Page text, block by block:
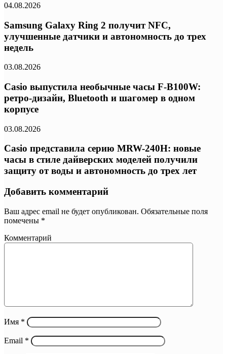
04.08.2026
Samsung Galaxy Ring 2 получит NFC,
улучшенные датчики и автономность до трех
недель
03.08.2026
Casio выпустила необычные часы F-B100W:
ретро-дизайн, Bluetooth и шагомер в одном
корпусе
03.08.2026
Casio представила серию MRW-240H: новые
часы в стиле дайверских моделей получили
защиту от воды и автономность до трех лет
Добавить комментарий
Ваш адрес email не будет опубликован. Обязательные поля
помечены *
Комментарий
Имя *
Email *